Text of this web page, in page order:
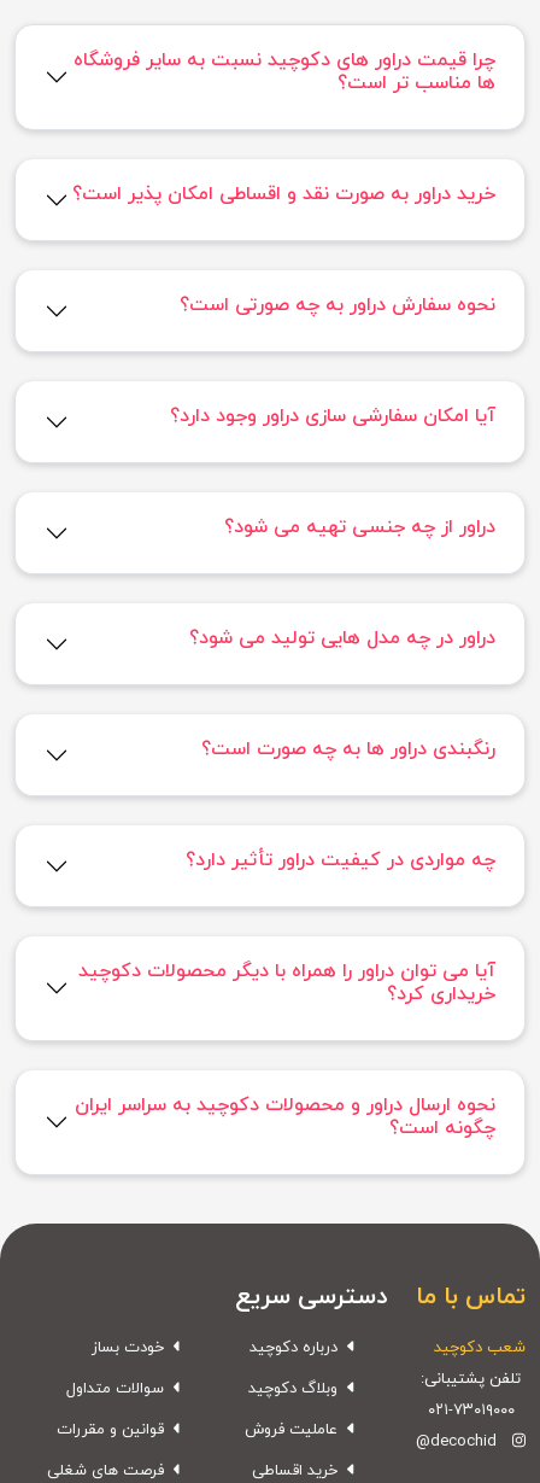
چرا قیمت دراور های دکوچید نسبت به سایر فروشگاه
ها مناسب تر است؟
خرید دراور به صورت نقد و اقساطی امکان پذیر است؟
نحوه سفارش دراور به چه صورتی است؟
آیا امکان سفارشی سازی دراور وجود دارد؟
دراور از چه جنسی تهیه می شود؟
دراور در چه مدل هایی تولید می شود؟
رنگبندی دراور ها به چه صورت است؟
چه مواردی در کیفیت دراور تأثیر دارد؟
آیا می توان دراور را همراه با دیگر محصولات دکوچید
خریداری کرد؟
نحوه ارسال دراور و محصولات دکوچید به سراسر ایران
چگونه است؟
تماس با ما
شعب دکوچید
تلفن پشتیبانی:
۰۲۱-۷۳۰۱۹۰۰۰
@decochid
دسترسی سریع
درباره دکوچید
وبلاگ دکوچید
عاملیت فروش
خرید اقساطی
خودت بساز
سوالات متداول
قوانین و مقررات
فرصت های شغلی